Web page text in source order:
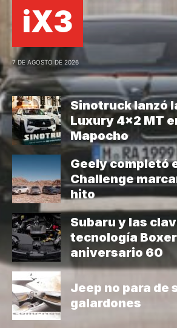
iX3
7 DE AGOSTO DE 2026
Sinotruck lanzó
Luxury 4×2 MT
Mapocho
Geely completó
Challenge
hito
Subaru y las
tecnología
aniversario 60
Jeep no para de
galardones